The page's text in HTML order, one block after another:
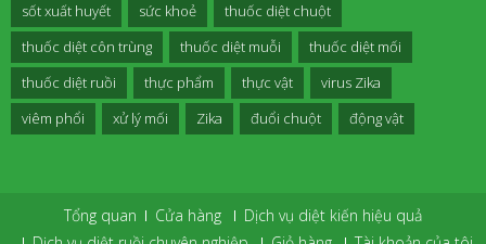
sốt xuất huyết
sức khoẻ
thuốc diệt chuột
thuốc diệt côn trùng
thuốc diệt muỗi
thuốc diệt mối
thuốc diệt ruồi
thực phẩm thực vật
virus Zika
viêm phổi
xử lý mối Zika đuổi chuột động vật
Tổng quan Cửa hàng
Dịch vụ diệt kiến hiệu quả